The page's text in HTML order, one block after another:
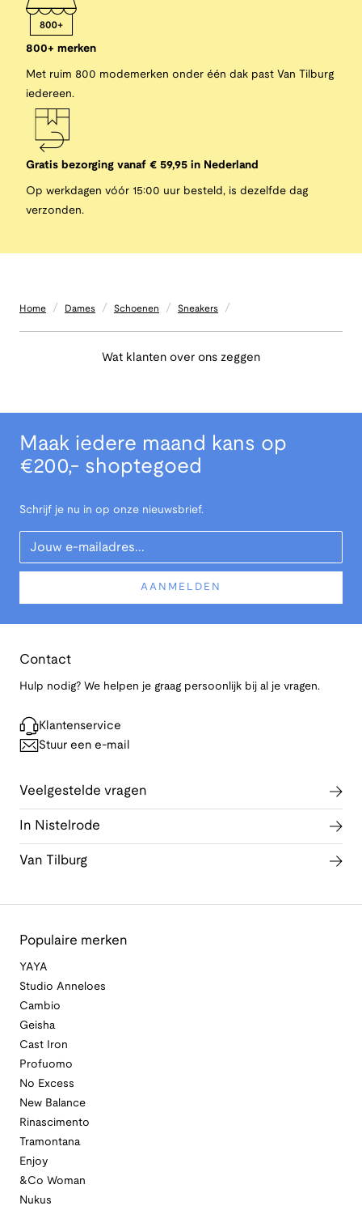
800+ merken
Met ruim 800 modemerken onder één dak past Van Tilburg
iedereen.
Gratis bezorging vanaf € 59,95 in Nederland
Op werkdagen vóór 15:00 uur besteld, is dezelfde dag
verzonden.
Home / Dames / Schoenen / Sneakers /
Wat klanten over ons zeggen
Maak iedere maand kans op
€200,- shoptegoed
Schrijf je nu in op onze nieuwsbrief.
Your Email
AANMELDEN
Contact
Hulp nodig? We helpen je graag persoonlijk bij al je vragen.
Klantenservice
Stuur een e-mail
Veelgestelde vragen
In Nistelrode
Van Tilburg
Populaire merken
YAYA
Studio Anneloes
Cambio
Geisha
Cast Iron
Profuomo
No Excess
New Balance
Rinascimento
Tramontana
Enjoy
&Co Woman
Nukus